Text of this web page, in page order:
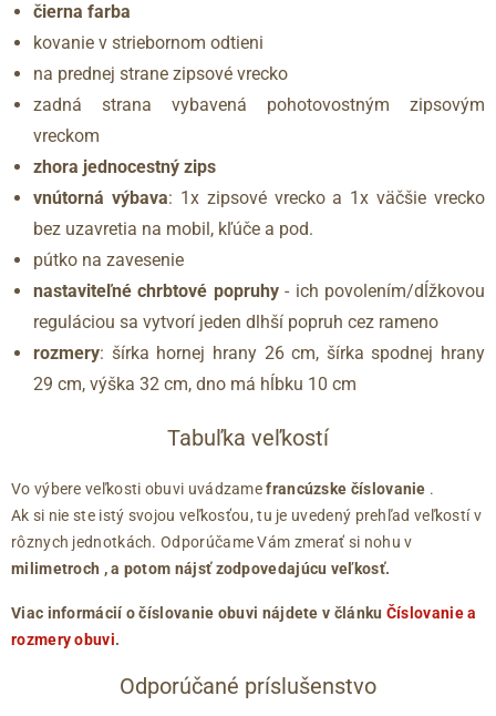
čierna farba
kovanie v striebornom odtieni
na prednej strane zipsové vrecko
zadná strana vybavená pohotovostným zipsovým
vreckom
zhora jednocestný zips
vnútorná výbava: 1x zipsové vrecko a 1x väčšie vrecko
bez uzavretia na mobil, kľúče a pod.
pútko na zavesenie
nastaviteľné chrbtové popruhy- ich povolením/dĺžkovou
reguláciou sa vytvorí jeden dlhší popruh cez rameno
rozmery: šírka hornej hrany 26 cm, šírka spodnej hrany
29 cm, výška 32 cm, dno má hĺbku 10 cm
Tabuľka veľkostí
Vo výbere veľkosti obuvi uvádzamefrancúzske číslovanie .
Ak si nie ste istý svojou veľkosťou, tu je uvedený prehľad veľkostí v
rôznych jednotkách. Odporúčame Vám zmerať si nohu v
milimetroch , a potom nájsť zodpovedajúcu veľkosť.
Viac informácií o číslovanie obuvi nájdete v článku Číslovanie a
rozmery obuvi.
Odporúčané príslušenstvo